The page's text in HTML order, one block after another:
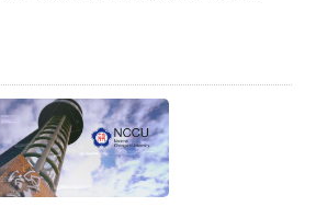
校園裡的黑板逐漸換成白板，白
漆板上，表達點線面之虛實、輕
作用的教學工具，被取代式地絕了
寫手感更好、塗層耐用度提升，兼顧
早期是油性塗料，現在已改為容易施
性也低的水性壓克力配方，衛生安